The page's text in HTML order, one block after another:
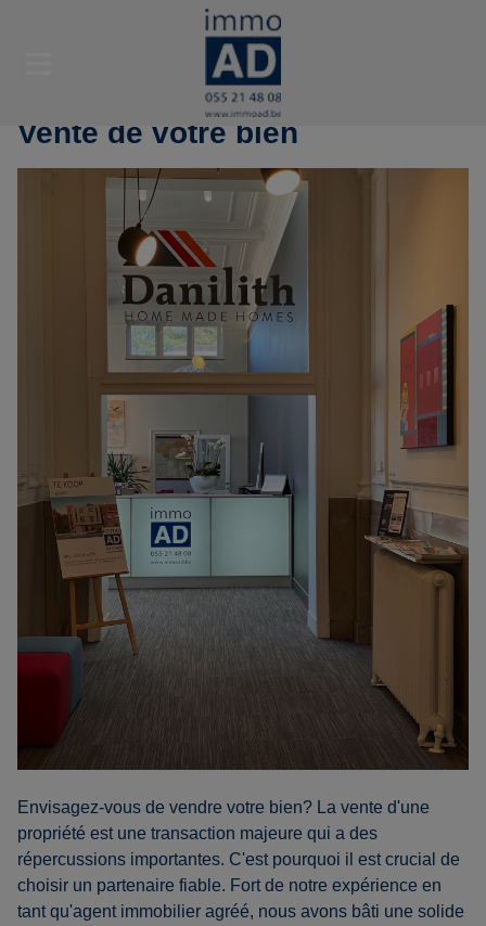
Vente de votre bien
Envisagez-vous de vendre votre bien? La vente d'une
propriété est une transaction majeure qui a des
répercussions importantes. C'est pourquoi il est crucial de
choisir un partenaire fiable. Fort de notre expérience en
tant qu'agent immobilier agréé, nous avons bâti une solide